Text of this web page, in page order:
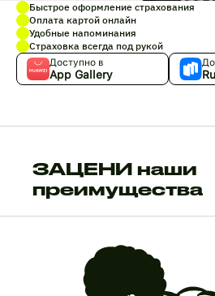
Быстрое оформление страхования
Оплата картой онлайн
Удобные напоминания
Страховка всегда под рукой
Доступно в
App Gallery
ЗАЦЕНИ наши
преимущества